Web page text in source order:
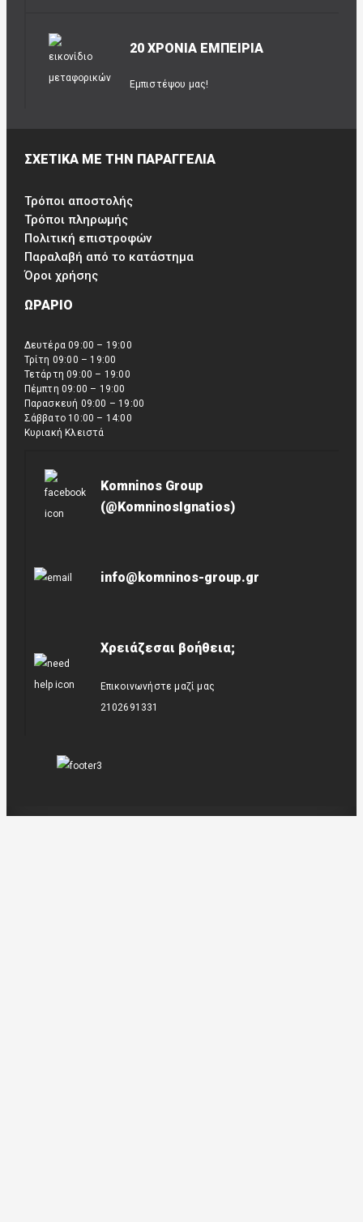
20 ΧΡΟΝΙΑ ΕΜΠΕΙΡΙΑ
Εμπιστέψου μας!
ΣΧΕΤΙΚΑ ΜΕ ΤΗΝ ΠΑΡΑΓΓΕΛΙΑ
Τρόποι αποστολής
Τρόποι πληρωμής
Πολιτική επιστροφών
Παραλαβή από το κατάστημα
Όροι χρήσης
ΩΡΑΡΙΟ
Δευτέρα 09:00 – 19:00
Τρίτη 09:00 – 19:00
Τετάρτη 09:00 – 19:00
Πέμπτη 09:00 – 19:00
Παρασκευή 09:00 – 19:00
Σάββατο 10:00 – 14:00
Κυριακή Κλειστά
Komninos Group
(@KomninosIgnatios)
info@komninos-group.gr
Χρειάζεσαι βοήθεια;
Επικοινωνήστε μαζί μας
2102691331